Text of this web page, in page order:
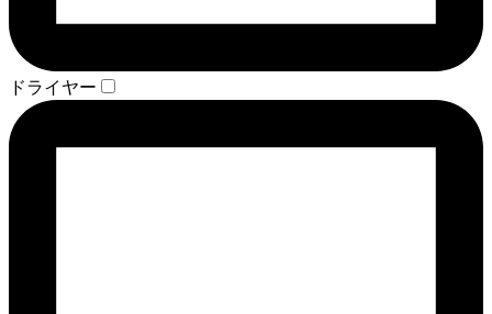
ドライヤー